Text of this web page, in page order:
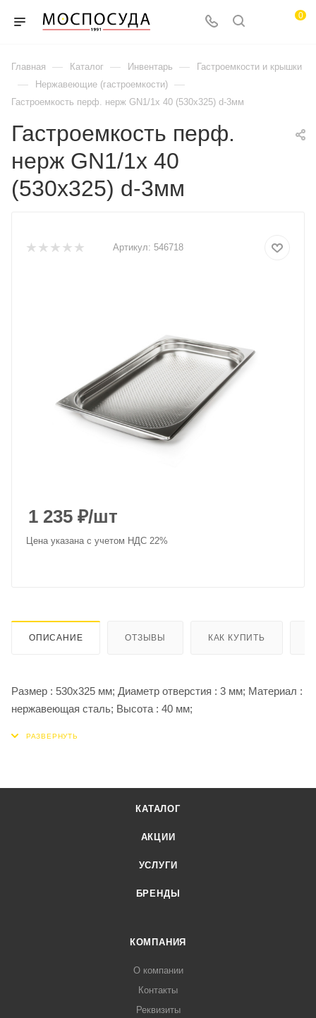
0
Главная — Каталог — Инвентарь — Гастроемкости и крышки
— Нержавеющие (гастроемкости) —
Гастроемкость перф. нерж GN1/1х 40 (530х325) d-3мм
Гастроемкость перф.
нерж GN1/1х 40
(530х325) d-3мм
Артикул: 546718
1 235 ₽/шт
Цена указана с учетом НДС 22%
ОПИСАНИЕ ОТЗЫВЫ КАК КУПИТЬ
Размер : 530х325 мм; Диаметр отверстия : 3 мм; Материал :
нержавеющая сталь; Высота : 40 мм;
КАТАЛОГ
АКЦИИ
УСЛУГИ
БРЕНДЫ
КОМПАНИЯ
О компании
Контакты
Реквизиты